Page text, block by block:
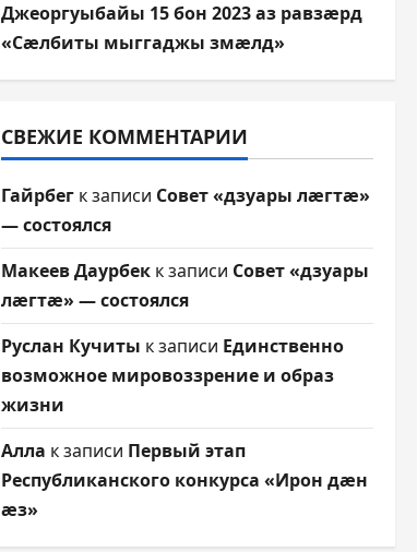
Джеоргуыбайы 15 бон 2023 аз равзæрд
«Сæлбиты мыггаджы змæлд»
СВЕЖИЕ КОММЕНТАРИИ
Гайрбегк записи Совет «дзуары лæгтæ»
— состоялся
Макеев Даурбекк записи Совет «дзуары
лæгтæ» — состоялся
Руслан Кучиты к записи Единственно
возможное мировоззрение и образ
жизни
Алла к записи Первый этап
Республиканского конкурса «Ирон дæн
æз»